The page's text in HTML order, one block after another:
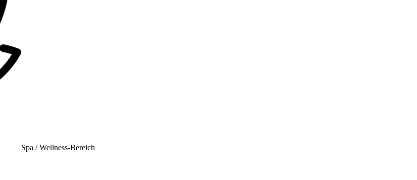
Spa / Wellness-Bereich